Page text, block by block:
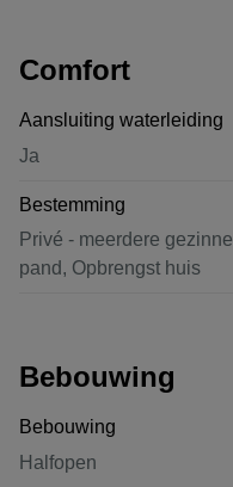
Comfort
Aansluiting waterleiding
Ja
Bestemming
Privé - meerdere
pand, Opbrengst huis
Bebouwing
Bebouwing
Halfopen